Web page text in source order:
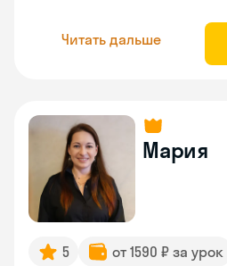
Читать дальше
Мария
5 от 1590 ₽ за урок